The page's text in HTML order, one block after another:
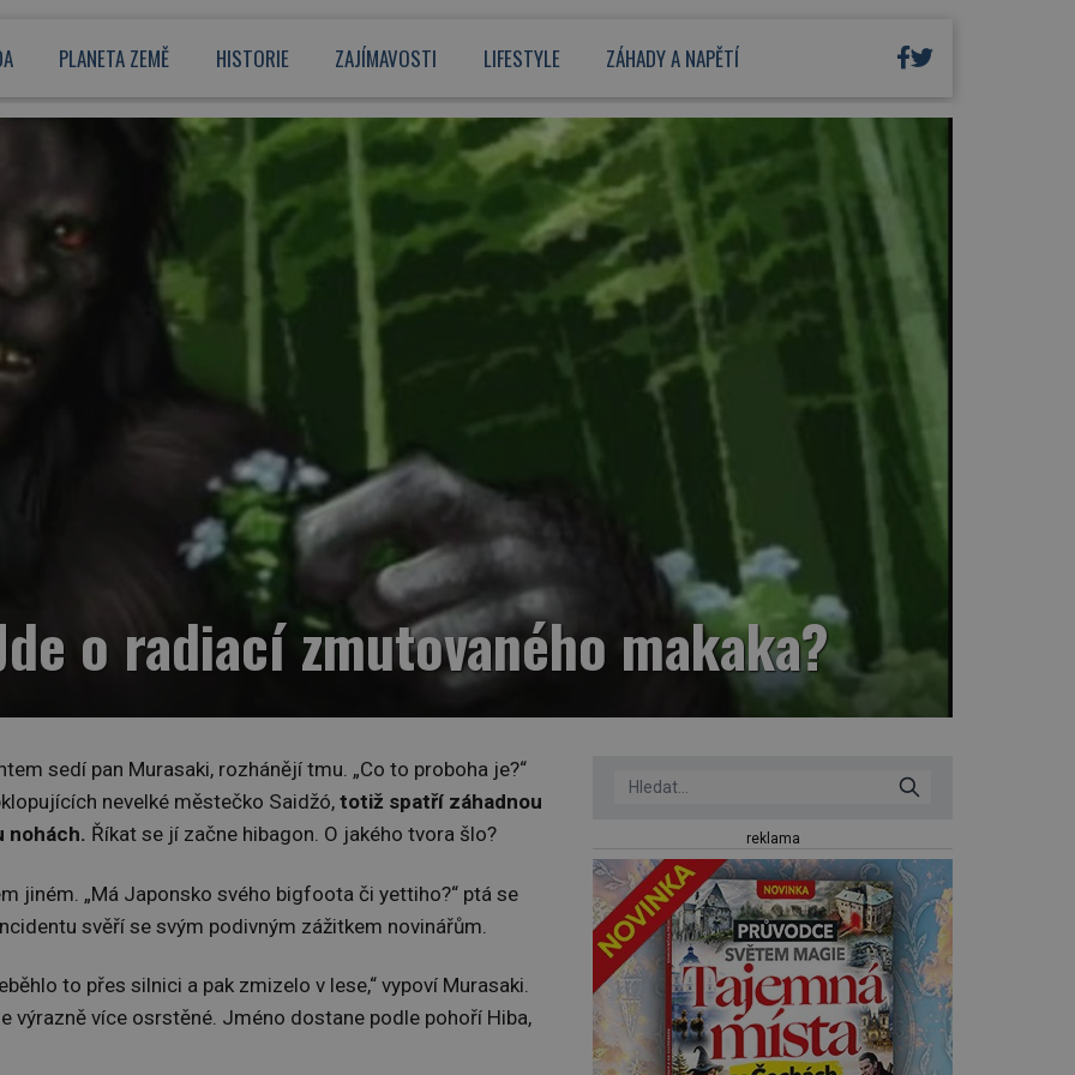
PLANETA ZEMĚ HISTORIE ZAJÍMAVOSTI LIFESTYLE ZÁHADY A NAPĚTÍ
o radiací zmutovaného makaka?
sedí pan Murasaki, rozhánějí tmu. „Co to proboha je?“
nevelké městečko Saidžó,totiž spatří záhadnou
nohách. Říkat se jí začne hibagon. O jakého tvora šlo?
jiném. „Má Japonsko svého bigfoota či yettiho?“ ptá se
svěří se svým podivným zážitkem novinářům.
to přes silnici a pak zmizelo v lese,“ vypoví Murasaki.
výrazně více osrstěné. Jméno dostane podle pohoří Hiba,
reklama